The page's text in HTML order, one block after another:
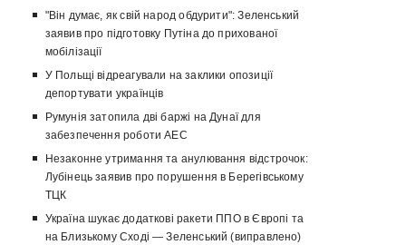
"Він думає, як свій народ обдурити": Зеленський
заявив про підготовку Путіна до прихованої
мобілізації
У Польщі відреагували на заклики опозиції
депортувати українців
Румунія затопила дві баржі на Дунаї для
забезпечення роботи АЕС
Незаконне утримання та анулювання відстрочок:
Лубінець заявив про порушення в Берегівському
ТЦК
Україна шукає додаткові ракети ППО в Європі та
на Близькому Сході — Зеленський (виправлено)